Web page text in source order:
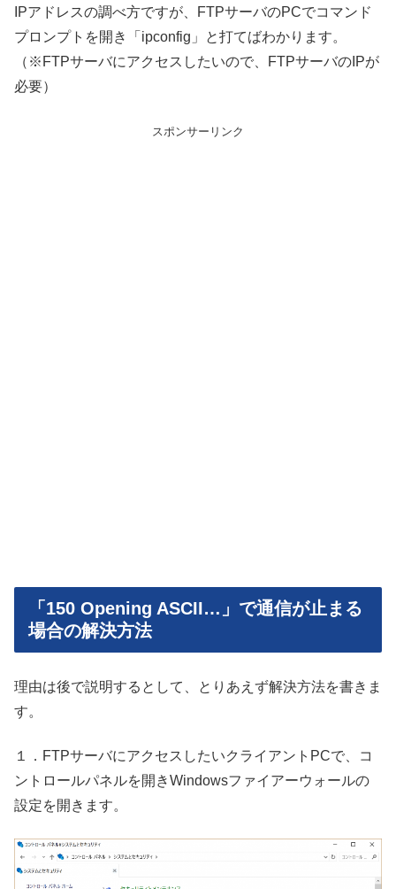
IPアドレスの調べ方ですが、FTPサーバのPCでコマンド
プロンプトを開き「ipconfig」と打てばわかります。
（※FTPサーバにアクセスしたいので、FTPサーバのIPが
必要）
スポンサーリンク
「150 Opening ASCII…」で通信が止まる
場合の解決方法
理由は後で説明するとして、とりあえず解決方法を書きま
す。
１．FTPサーバにアクセスしたいクライアントPCで、コ
ントロールパネルを開きWindowsファイアーウォールの
設定を開きます。